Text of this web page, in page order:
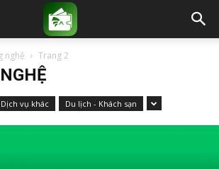
nghệ Trang 2
Dịch vụ khác Du lịch - Khách sạn